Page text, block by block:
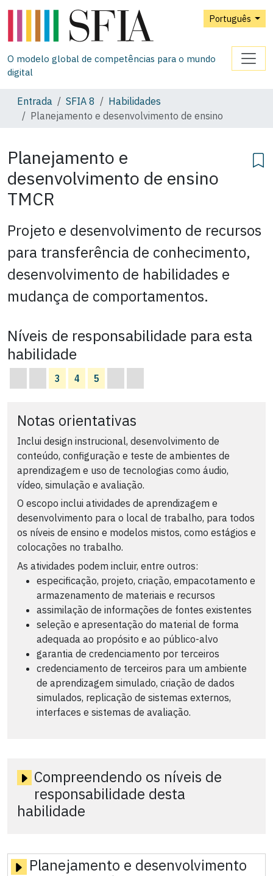
Português
O modelo global de competências para o mundo
digital
Entrada SFIA 8
Habilidades
Planejamento e desenvolvimento de ensino
Planejamento e
desenvolvimento de ensino
TMCR
Projeto e desenvolvimento de recursos
para transferência de conhecimento,
desenvolvimento de habilidades e
mudança de comportamentos.
Níveis de responsabilidade para esta
habilidade
3 4 5
Notas orientativas
Inclui design instrucional, desenvolvimento de
conteúdo, configuração e teste de ambientes de
aprendizagem e uso de tecnologias como áudio,
vídeo, simulação e avaliação.
O escopo inclui atividades de aprendizagem e
desenvolvimento para o local de trabalho, para todos
os níveis de ensino e modelos mistos, como estágios e
colocações no trabalho.
As atividades podem incluir, entre outros:
especificação, projeto, criação, empacotamento e
armazenamento de materiais e recursos
assimilação de informações de fontes existentes
seleção e apresentação do material de forma
adequada ao propósito e ao público-alvo
garantia de credenciamento por terceiros
credenciamento de terceiros para um ambiente
de aprendizagem simulado, criação de dados
simulados, replicação de sistemas externos,
interfaces e sistemas de avaliação.
Compreendendo os níveis de
responsabilidade desta
habilidade
Planejamento e desenvolvimento